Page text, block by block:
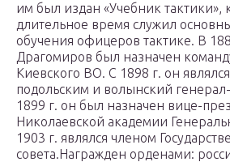
им был издан «Учебник тактики»,
длительное время служил
обучения офицеров тактике. В
Драгомиров был назначен
Киевского ВО. С 1898 г. он
подольским и волынский
1899 г. он был назначен вице-
Николаевской академии
1903 г. являлся членом
совета.Награжден орденами: